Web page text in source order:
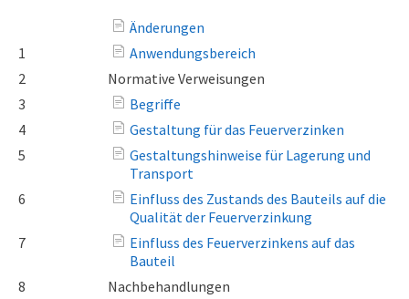
Änderungen
1
Anwendungsbereich
2
Normative Verweisungen
3
Begriffe
4
Gestaltung für das Feuerverzinken
5
Gestaltungshinweise für Lagerung und
Transport
6
Einfluss des Zustands des Bauteils auf die
Qualität der Feuerverzinkung
7
Einfluss des Feuerverzinkens auf das
Bauteil
8
Nachbehandlungen